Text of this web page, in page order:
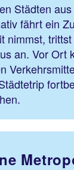
Städten
fährt ein
nimmst,
an. Vor Ort